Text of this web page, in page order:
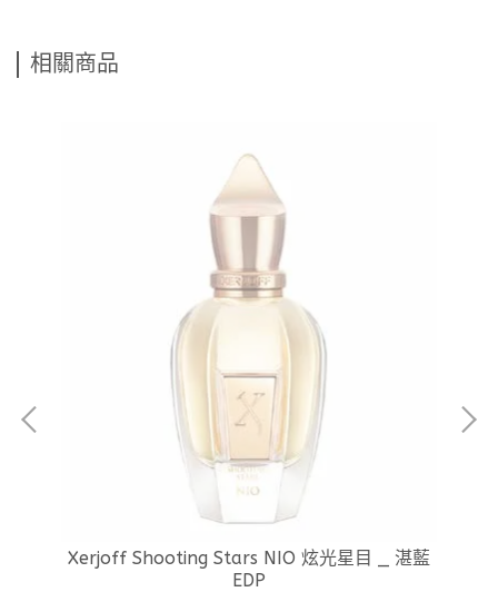
相關商品
Xerjoff Shooting Stars NIO 炫光星目 _ 湛藍
EDP